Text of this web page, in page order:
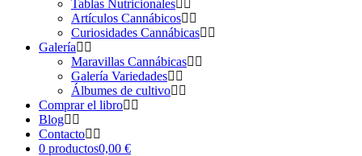
Tablas Nutricionales
Artículos Cannábicos
Curiosidades Cannábicas
Galería
Maravillas Cannábicas
Galería Variedades
Álbumes de cultivo
Comprar el libro
Blog
Contacto
0 productos0,00 €